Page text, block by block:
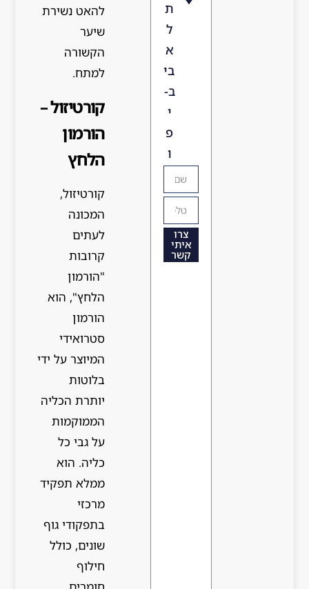
ת
ל
א
בי
ב-
י
פ
ו
צרו
איתי
קשר
להאט נשירת
שיער
הקשורה
למתח.
קורטיזול –
הורמון
הלחץ
קורטיזול,
המכונה
לעתים
קרובות
"הורמון
הלחץ", הוא
הורמון
סטרואידי
המיוצר על ידי
בלוטות
יותרת הכליה
הממוקמות
על גבי כל
כליה. הוא
ממלא תפקיד
מרכזי
בתפקודי גוף
שונים, כולל
חילוף